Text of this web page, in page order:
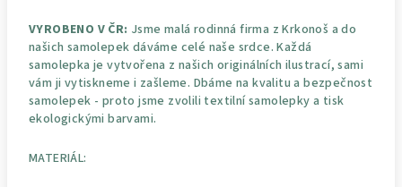
VYROBENO V ČR: Jsme malá rodinná firma z Krkonoš a do
našich samolepek dáváme celé naše srdce. Každá
samolepka je vytvořena z našich originálních ilustrací, sami
vám ji vytiskneme i zašleme. Dbáme na kvalitu a bezpečnost
samolepek - proto jsme zvolili textilní samolepky a tisk
ekologickými barvami.
MATERIÁL: